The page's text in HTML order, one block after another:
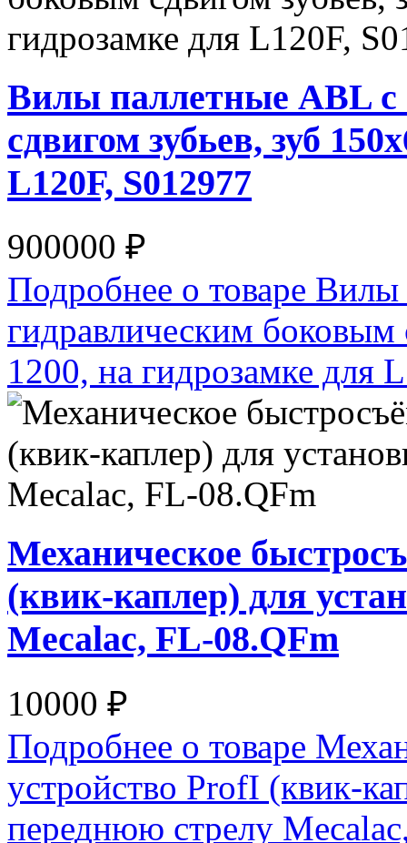
Вилы паллетные ABL с
сдвигом зубьев, зуб
L120F, S012977
900000 ₽
Подробнее о товаре
гидравлическим боковым
1200, на гидрозамке для
Механическое
(квик-каплер) для
Mecalac, FL-08.QFm
10000 ₽
Подробнее о товаре
устройство ProfI (квик-
переднюю стрелу